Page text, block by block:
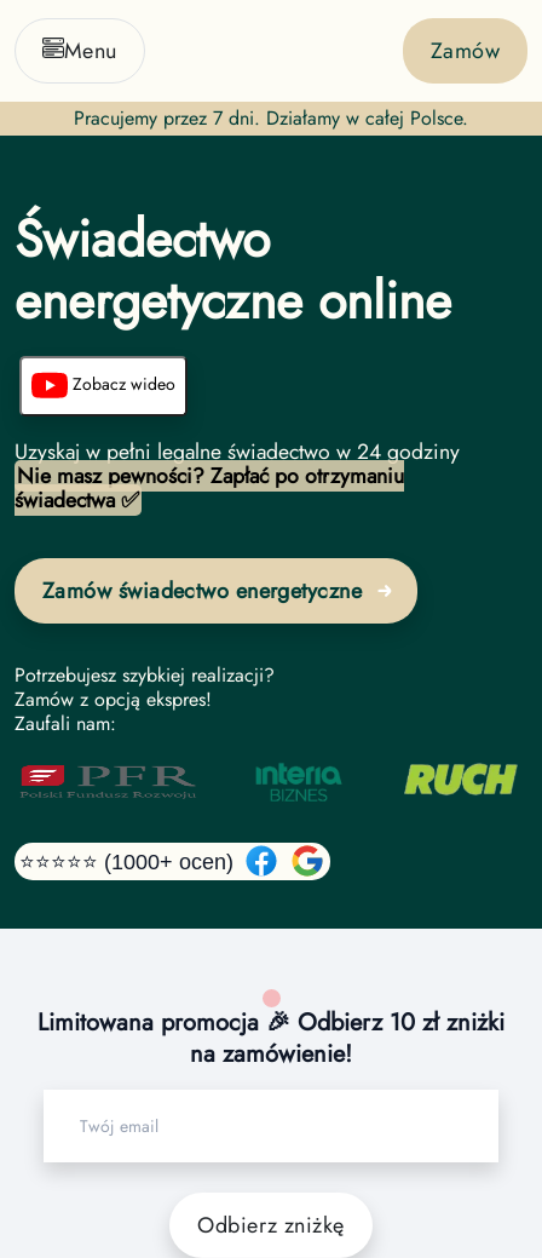
Menu Zamów
Pracujemy przez 7 dni. Działamy w całej Polsce.
Świadectwo
energetyczne online
Zobacz wideo
Świadectwo energetyczne online-
Uzyskaj w pełni legalne świadectwo w 24 godziny
Nie masz pewności? Zapłać po otrzymaniu
świadectwa ✅
Zamów świadectwo energetyczne
Potrzebujesz szybkiej realizacji?
Zamów z opcją ekspres!
Zaufali nam:
⭐⭐⭐⭐⭐ (1000+ ocen)
Limitowana promocja 🎉 Odbierz 10 zł zniżki
na zamówienie!
Odbierz zniżkę